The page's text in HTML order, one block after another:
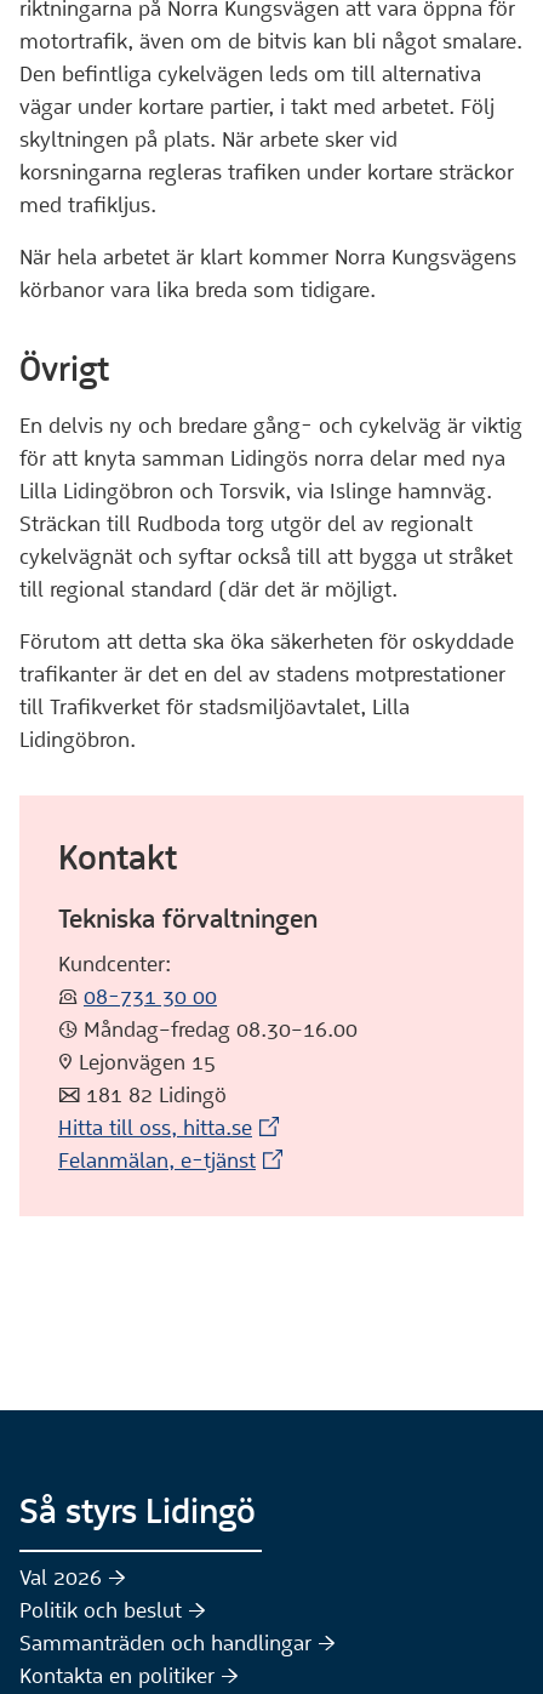
riktningarna på Norra Kungsvägen att vara öppna för
motortrafik, även om de bitvis kan bli något smalare.
Den befintliga cykelvägen leds om till alternativa
vägar under kortare partier, i takt med arbetet. Följ
skyltningen på plats. När arbete sker vid
korsningarna regleras trafiken under kortare sträckor
med trafikljus.
När hela arbetet är klart kommer Norra Kungsvägens
körbanor vara lika breda som tidigare.
Övrigt
En delvis ny och bredare gång- och cykelväg är viktig
för att knyta samman Lidingös norra delar med nya
Lilla Lidingöbron och Torsvik, via Islinge hamnväg.
Sträckan till Rudboda torg utgör del av regionalt
cykelvägnät och syftar också till att bygga ut stråket
till regional standard (där det är möjligt.
Förutom att detta ska öka säkerheten för oskyddade
trafikanter är det en del av stadens motprestationer
till Trafikverket för stadsmiljöavtalet, Lilla
Lidingöbron.
Kontakt
Tekniska förvaltningen
Kundcenter:
:telefon: 08-731 30 00
:klocka: Måndag–fredag 08.30–16.00
:pin: Lejonvägen 15
:post: 181 82 Lidingö
Hitta till oss, hitta.se(Extern webbplats)
Felanmälan, e-tjänst(Extern webbplats)
Så styrs Lidingö
Val 2026 :höger:
Politik och beslut :höger:
Sammanträden och handlingar :höger:
Kontakta en politiker :höger: